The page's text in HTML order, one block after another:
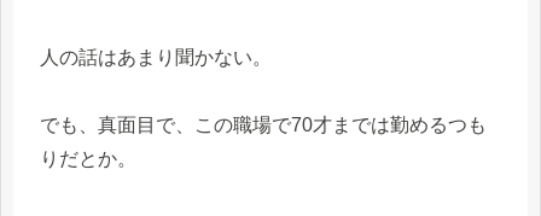
人の話はあまり聞かない。
でも、真面目で、この職場で70才までは勤めるつも
りだとか。